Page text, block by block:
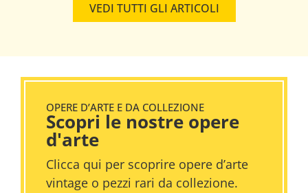
VEDI TUTTI GLI ARTICOLI
OPERE D’ARTE E DA COLLEZIONE
Scopri le nostre opere
d'arte
Clicca qui per scoprire opere d’arte
vintage o pezzi rari da collezione.